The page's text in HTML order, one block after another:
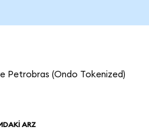
Petrobras (Ondo Tokenized)
ARZ